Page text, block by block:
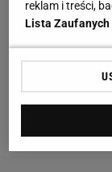
Siergiej
zatrzymani
powodach
kanale na
reklam i treści,
Lista